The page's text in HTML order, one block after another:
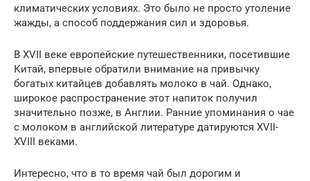
климатических условиях. Это было не просто утоление
жажды, а способ поддержания сил и здоровья.
В XVII веке европейские путешественники, посетившие
Китай, впервые обратили внимание на привычку
богатых китайцев добавлять молоко в чай. Однако,
широкое распространение этот напиток получил
значительно позже, в Англии. Ранние упоминания о чае
с молоком в английской литературе датируются XVII-
XVIII веками.
Интересно, что в то время чай был дорогим и